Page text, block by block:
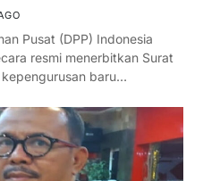
Pusat (DPP) Indonesia
resmi menerbitkan Surat
baru…